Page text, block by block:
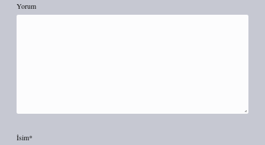
Yorum
İsim*